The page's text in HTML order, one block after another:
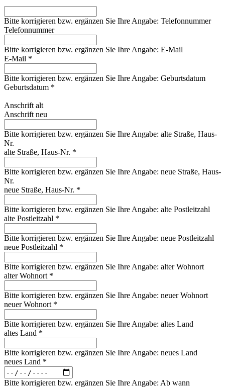
Bitte korrigieren bzw. ergänzen Sie Ihre Angabe: Telefonnummer
Telefonnummer
Bitte korrigieren bzw. ergänzen Sie Ihre Angabe: E-Mail
E-Mail *
Bitte korrigieren bzw. ergänzen Sie Ihre Angabe: Geburtsdatum
Geburtsdatum *
Anschrift alt
Anschrift neu
Bitte korrigieren bzw. ergänzen Sie Ihre Angabe: alte Straße, Haus-
Nr.
alte Straße, Haus-Nr. *
Bitte korrigieren bzw. ergänzen Sie Ihre Angabe: neue Straße, Haus-
Nr.
neue Straße, Haus-Nr. *
Bitte korrigieren bzw. ergänzen Sie Ihre Angabe: alte Postleitzahl
alte Postleitzahl *
Bitte korrigieren bzw. ergänzen Sie Ihre Angabe: neue Postleitzahl
neue Postleitzahl *
Bitte korrigieren bzw. ergänzen Sie Ihre Angabe: alter Wohnort
alter Wohnort *
Bitte korrigieren bzw. ergänzen Sie Ihre Angabe: neuer Wohnort
neuer Wohnort *
Bitte korrigieren bzw. ergänzen Sie Ihre Angabe: altes Land
altes Land *
Bitte korrigieren bzw. ergänzen Sie Ihre Angabe: neues Land
neues Land *
Bitte korrigieren bzw. ergänzen Sie Ihre Angabe: Ab wann